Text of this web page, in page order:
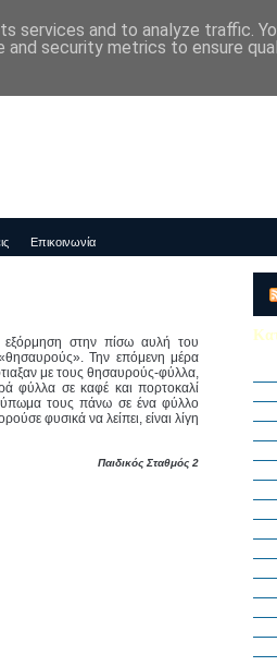
"ΔΕΛΑΣΑΛ"
Επικοινωνία
εξόρμηση στην πίσω αυλή του
Την επόμενη μέρα
με τους θησαυρούς-φύλλα,
φύλλα σε καφέ και πορτοκαλί
τους πάνω σε ένα φύλλο
φυσικά να λείπει, είναι λίγη
Παιδικός Σταθμός 2
services and to analyze traffic.
and security metrics to ensure